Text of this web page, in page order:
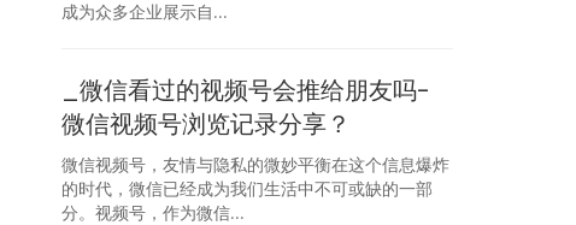
成为众多企业展示自...
_微信看过的视频号会推给朋友吗-
微信视频号浏览记录分享？
微信视频号，友情与隐私的微妙平衡在这个信息爆炸
的时代，微信已经成为我们生活中不可或缺的一部
分。视频号，作为微信...